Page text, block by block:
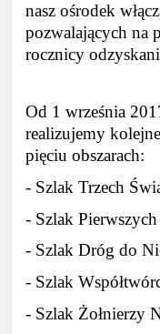
nasz ośrodek
pozwalających na
rocznicy
Od 1 września
realizujemy
pięciu obszarach:
- Szlak Trzech
- Szlak
- Szlak Dróg do
- Szlak
- Szlak Żołnierzy